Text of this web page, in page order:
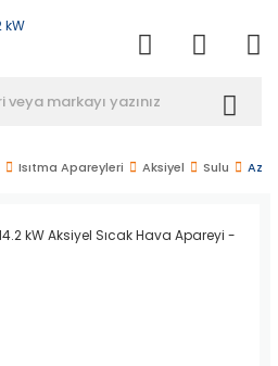
Isıtma Apareyleri Aksiyel Sulu